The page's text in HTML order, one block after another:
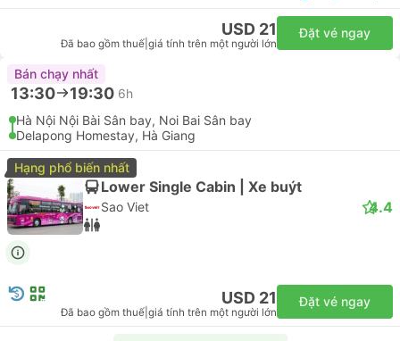
USD 21
Đã bao gồm thuế giá tính trên một người lớn
Đặt vé ngay
Bán chạy nhất
13:30 19:30 6h
Hà Nội Nội Bài Sân bay, Noi Bai Sân bay
Delapong Homestay, Hà Giang
Hạng phổ biến nhất
Lower Single Cabin | Xe buýt
Sao Viet 4.4
USD 21
Đã bao gồm thuế giá tính trên một người lớn
Đặt vé ngay